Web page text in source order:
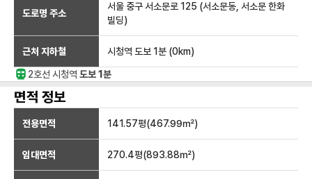
도로명 주소
서울 중구 서소문로 125 (서소문동, 서소문 한화
빌딩)
근처 지하철 시청역 도보 1분 (0km)
2호선 시청역 도보 1분
면적 정보
전용면적 141.57평(467.99㎡)
임대면적 270.4평(893.88㎡)